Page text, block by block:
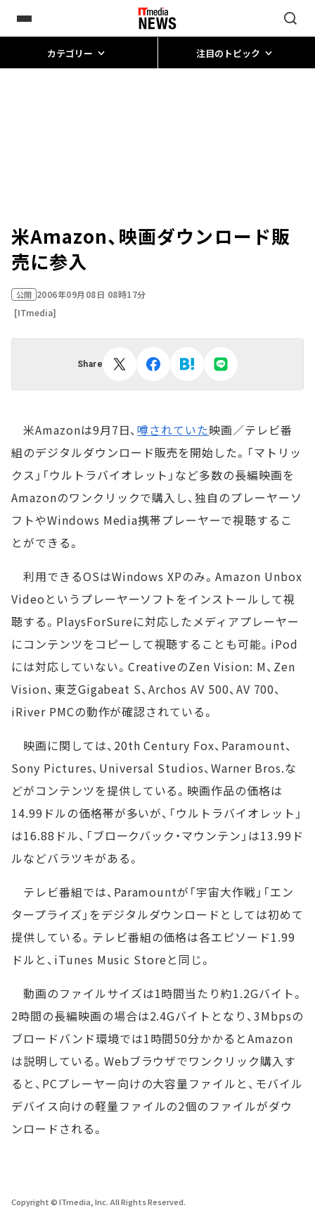
カテゴリー 注目のトピック
米Amazon、映画ダウンロード販
売に参入
公開 2006年09月08日 08時17分
[ITmedia]
Share
米Amazonは9月7日、噂されていた映画／テレビ番
組のデジタルダウンロード販売を開始した。「マトリッ
クス」「ウルトラバイオレット」など多数の長編映画を
Amazonのワンクリックで購入し、独自のプレーヤーソ
フトやWindows Media携帯プレーヤーで視聴するこ
とができる。
利用できるOSはWindows XPのみ。Amazon Unbox
Videoというプレーヤーソフトをインストールして視
聴する。PlaysForSureに対応したメディアプレーヤー
にコンテンツをコピーして視聴することも可能。iPod
には対応していない。CreativeのZen Vision: M、Zen
Vision、東芝Gigabeat S、Archos AV 500、AV 700、
iRiver PMCの動作が確認されている。
映画に関しては、20th Century Fox、Paramount、
Sony Pictures、Universal Studios、Warner Bros.な
どがコンテンツを提供している。映画作品の価格は
14.99ドルの価格帯が多いが、「ウルトラバイオレット」
は16.88ドル、「ブロークバック・マウンテン」は13.99ド
ルなどバラツキがある。
テレビ番組では、Paramountが「宇宙大作戦」「エン
タープライズ」をデジタルダウンロードとしては初めて
提供している。テレビ番組の価格は各エピソード1.99
ドルと、iTunes Music Storeと同じ。
動画のファイルサイズは1時間当たり約1.2Gバイト。
2時間の長編映画の場合は2.4Gバイトとなり、3Mbpsの
ブロードバンド環境では1時間50分かかるとAmazon
は説明している。Webブラウザでワンクリック購入す
ると、PCプレーヤー向けの大容量ファイルと、モバイル
デバイス向けの軽量ファイルの2個のファイルがダウ
ンロードされる。
Copyright © ITmedia, Inc. All Rights Reserved.